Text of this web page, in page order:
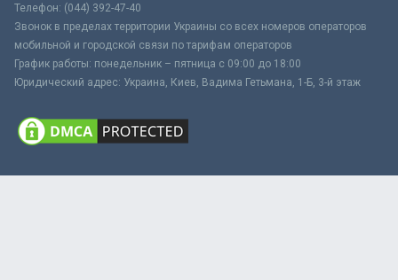
Телефон: (044) 392-47-40
Звонок в пределах территории Украины со всех номеров операторов
мобильной и городской связи по тарифам операторов
График работы: понедельник – пятница с 09:00 до 18:00
Юридический адрес: Украина, Киев, Вадима Гетьмана, 1-Б, 3-й этаж